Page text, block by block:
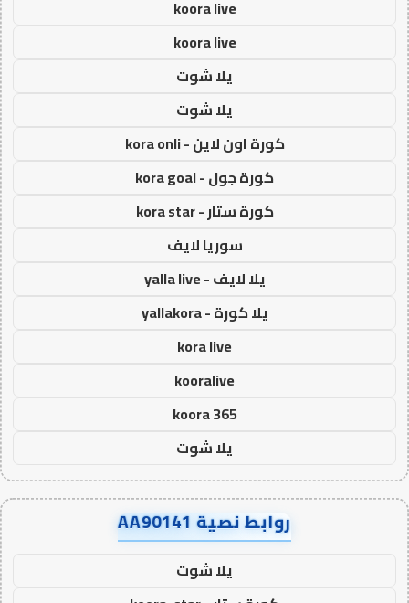
koora live
koora live
يلا شوت
يلا شوت
كورة اون لاين - kora onli
كورة جول - kora goal
كورة ستار - kora star
سوريا لايف
يلا لايف - yalla live
يلا كورة - yallakora
kora live
kooralive
koora 365
يلا شوت
روابط نصية AA90141
يلا شوت